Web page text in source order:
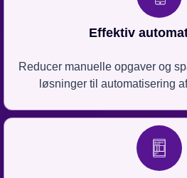
Effektiv
Reducer manuelle opgaver og
løsninger til automatisering